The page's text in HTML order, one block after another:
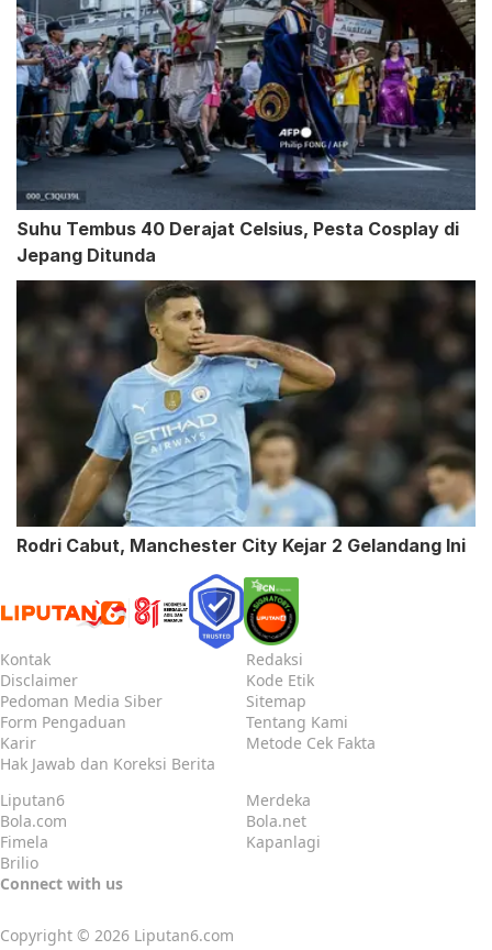
Suhu Tembus 40 Derajat Celsius, Pesta Cosplay di
Jepang Ditunda
Rodri Cabut, Manchester City Kejar 2 Gelandang Ini
Kontak
Redaksi
Disclaimer
Kode Etik
Pedoman Media Siber
Sitemap
Form Pengaduan
Tentang Kami
Karir
Metode Cek Fakta
Hak Jawab dan Koreksi Berita
Liputan6
Merdeka
Bola.com
Bola.net
Fimela
Kapanlagi
Brilio
Connect with us
Copyright © 2026 Liputan6.com